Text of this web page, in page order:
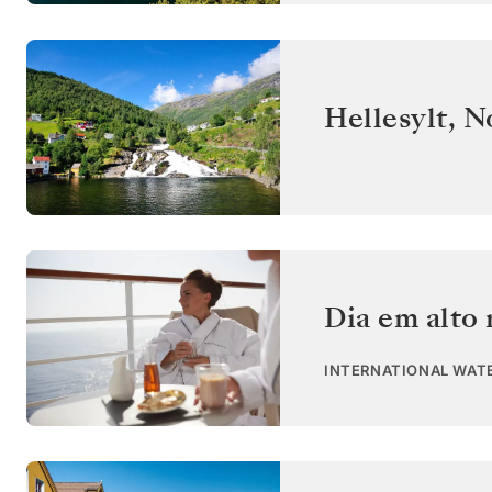
Hellesylt,
Dia em alto
INTERNATIONAL